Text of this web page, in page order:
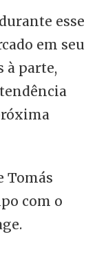
esse
em seu
à parte,
Tomás
com o